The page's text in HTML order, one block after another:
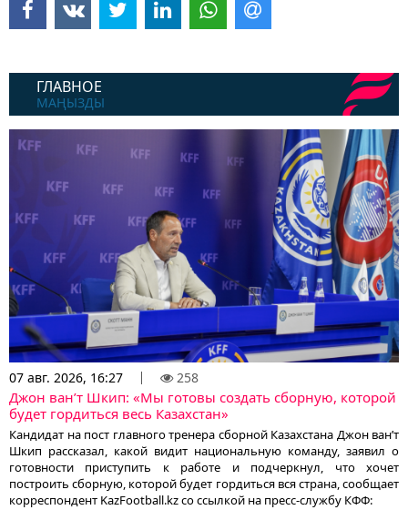
ГЛАВНОЕ
МАҢЫЗДЫ
07 авг. 2026, 16:27 258
Джон ван’т Шкип: «Мы готовы создать сборную, которой
будет гордиться весь Казахстан»
Кандидат на пост главного тренера сборной Казахстана Джон ван’т
Шкип рассказал, какой видит национальную команду, заявил о
готовности приступить к работе и подчеркнул, что хочет
построить сборную, которой будет гордиться вся страна, сообщает
корреспондент KazFootball.kz со ссылкой на пресс-службу КФФ: